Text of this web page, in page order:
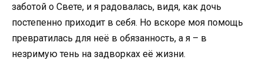
заботой о Свете, и я радовалась, видя, как дочь
постепенно приходит в себя. Но вскоре моя помощь
превратилась для неё в обязанность, а я – в
незримую тень на задворках её жизни.